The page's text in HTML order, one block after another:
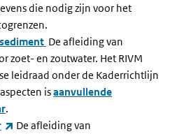
die nodig zijn voor het
De afleiding van
zoet- en zoutwater. Het RIVM
leidraad onder de Kaderrichtlijn
isaanvullende
.
(externe link)
De afleiding van